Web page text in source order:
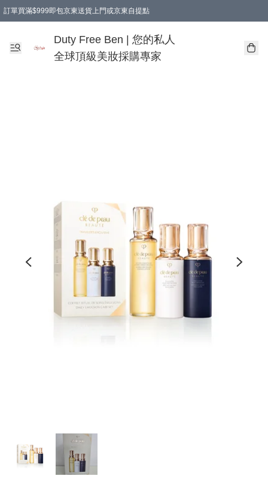
訂單買滿$999即包京東送貨上門或京東自提點
Duty Free Ben | 您的私人
全球頂級美妝採購專家